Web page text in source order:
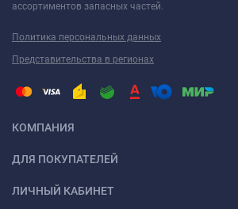
ассортиментов запасных частей.
Политика персональных данных
Представительства в регионах
КОМПАНИЯ
ДЛЯ ПОКУПАТЕЛЕЙ
ЛИЧНЫЙ КАБИНЕТ